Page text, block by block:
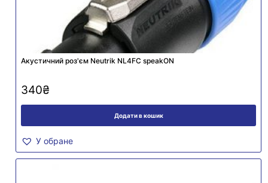
Акустичний роз'єм Neutrik NL4FC speakON
340₴
Додати в кошик
У обране